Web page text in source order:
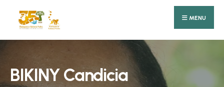
Skip
content
MENU
BIKINY Candicia
for: